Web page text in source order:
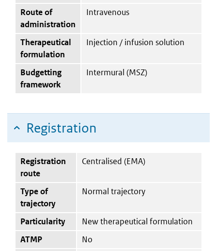
Route of
administration
Intravenous
Therapeutical
formulation
Injection / infusion solution
Budgetting
framework
Intermural (MSZ)
Registration
Registration
route
Centralised (EMA)
Type of
trajectory
Normal trajectory
Particularity
New therapeutical formulation
ATMP
No